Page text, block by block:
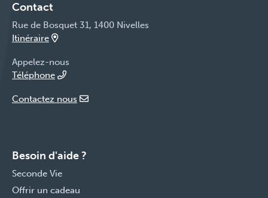
Contact
Rue de Bosquet 31, 1400 Nivelles
Itinéraire
Appelez-nous
Téléphone
Contactez nous
Besoin d'aide ?
Seconde Vie
Offrir un cadeau